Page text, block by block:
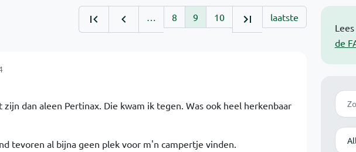
de
Zoek
Modus
… 8 9 10 laatste
dan aleen Pertinax. Die kwam ik tegen. Was ook heel herkenbaar
tevoren al bijna geen plek voor m'n campertje vinden.